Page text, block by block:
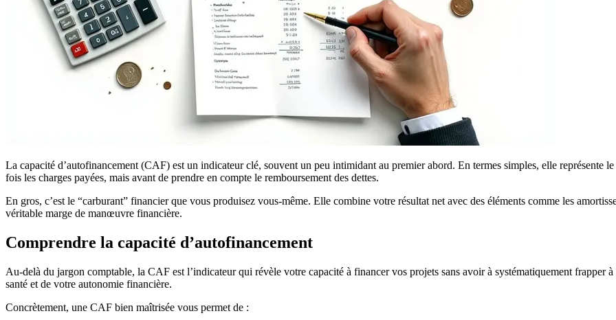
La capacité d’autofinancement (CAF) est un indicateur clé, souvent un peu intimidant au premier abord. En termes simples, elle représente
fois les charges payées, mais avant de prendre en compte le remboursement des dettes.
En gros, c’est le “carburant” financier que vous produisez vous-même. Elle combine votre résultat net avec des éléments comme les
véritable marge de manœuvre financière.
Comprendre la capacité d’autofinancement
Au-delà du jargon comptable, la CAF est l’indicateur qui révèle votre capacité à financer vos projets sans avoir à systématiquement frapper
santé et de votre autonomie financière.
Concrètement, une CAF bien maîtrisée vous permet de :